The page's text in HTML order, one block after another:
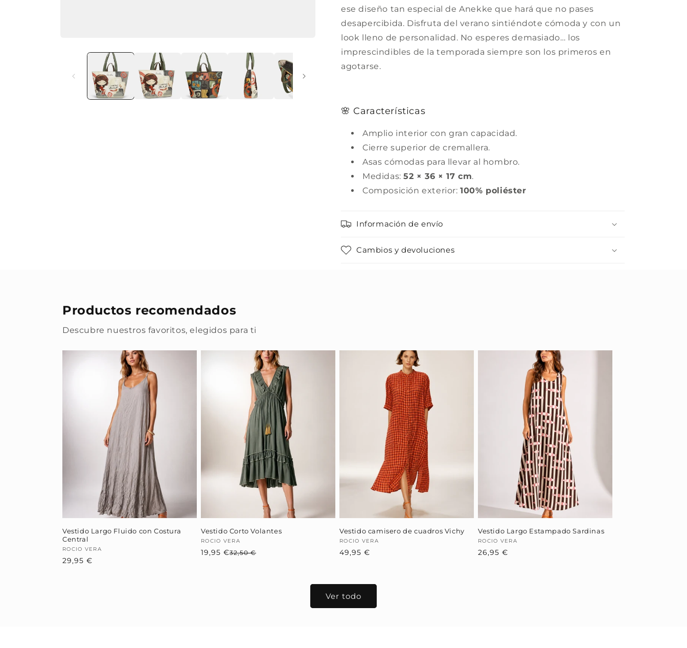
ese diseño tan especial de Anekke que hará que no pases
desapercibida. Disfruta del verano sintiéndote cómoda y con un
look lleno de personalidad. No esperes demasiado… los
imprescindibles de la temporada siempre son los primeros en
agotarse.
🌸 Características
Amplio interior con gran capacidad.
Cierre superior de cremallera.
Asas cómodas para llevar al hombro.
Medidas:52 × 36 × 17 cm.
Composición exterior:100% poliéster
Información de envío
Cambios y devoluciones
Productos recomendados
Descubre nuestros favoritos, elegidos para ti
Vestido Largo Fluido con Costura
Central
Proveedor:
ROCIO VERA
Precio
29,95 €
Vestido Corto Volantes
Proveedor:
ROCIO VERA
32,50 €
19,95 €
Vestido camisero de cuadros Vichy
Proveedor:
ROCIO VERA
Precio
49,95 €
Vestido Largo Estampado Sardinas
Proveedor:
ROCIO VERA
Precio
26,95 €
Ver todo